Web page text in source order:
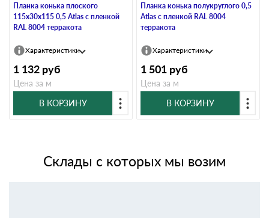
Планка конька плоского
115х30х115 0,5 Atlas с пленкой
RAL 8004 терракота
Характеристики
1 132 руб
Цена за м
В КОРЗИНУ
Планка конька полукруглого 0,5
Atlas с пленкой RAL 8004
терракота
Характеристики
1 501 руб
Цена за м
В КОРЗИНУ
Склады с которых мы возим